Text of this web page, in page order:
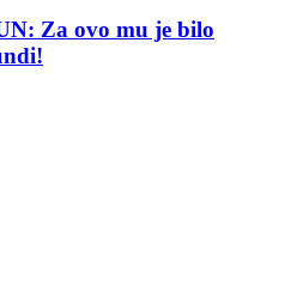
Za ovo mu je bilo